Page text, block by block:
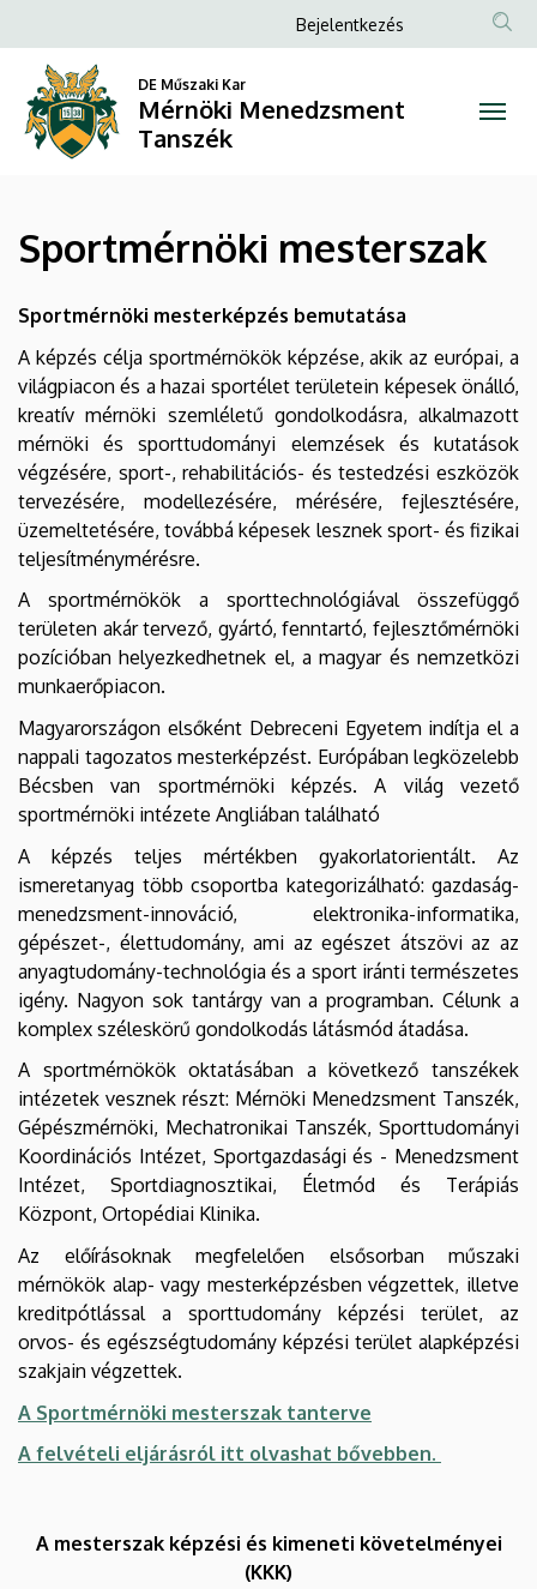
mesterszak
Mérnöki
Menedzsment
Tanszék
a
tartalomra
Anonim
fiók
menüje
Bejelentkezés
DE Műszaki Kar
Mérnöki Menedzsment
Tanszék
Sportmérnöki mesterszak
Sportmérnöki mesterképzés bemutatása
A képzés célja sportmérnökök képzése, akik az európai, a
világpiacon és a hazai sportélet területein képesek önálló,
kreatív mérnöki szemléletű gondolkodásra, alkalmazott
mérnöki és sporttudományi elemzések és kutatások
végzésére, sport-, rehabilitációs- és testedzési eszközök
tervezésére, modellezésére, mérésére, fejlesztésére,
üzemeltetésére, továbbá képesek lesznek sport- és fizikai
teljesítménymérésre.
A sportmérnökök a sporttechnológiával összefüggő
területen akár tervező, gyártó, fenntartó, fejlesztőmérnöki
pozícióban helyezkedhetnek el, a magyar és nemzetközi
munkaerőpiacon.
Magyarországon elsőként Debreceni Egyetem indítja el a
nappali tagozatos mesterképzést. Európában legközelebb
Bécsben van sportmérnöki képzés. A világ vezető
sportmérnöki intézete Angliában található
A képzés teljes mértékben gyakorlatorientált. Az
ismeretanyag több csoportba kategorizálható: gazdaság-
menedzsment-innováció, elektronika-informatika,
gépészet-, élettudomány, ami az egészet átszövi az az
anyagtudomány-technológia és a sport iránti természetes
igény. Nagyon sok tantárgy van a programban. Célunk a
komplex széleskörű gondolkodás látásmód átadása.
A sportmérnökök oktatásában a következő tanszékek
intézetek vesznek részt: Mérnöki Menedzsment Tanszék,
Gépészmérnöki, Mechatronikai Tanszék, Sporttudományi
Koordinációs Intézet, Sportgazdasági és - Menedzsment
Intézet, Sportdiagnosztikai, Életmód és Terápiás
Központ, Ortopédiai Klinika.
Az előírásoknak megfelelően elsősorban műszaki
mérnökök alap- vagy mesterképzésben végzettek, illetve
kreditpótlással a sporttudomány képzési terület, az
orvos- és egészségtudomány képzési terület alapképzési
szakjain végzettek.
A Sportmérnöki mesterszak tanterve
A felvételi eljárásról itt olvashat bővebben.
A mesterszak képzési és kimeneti követelményei
(KKK)